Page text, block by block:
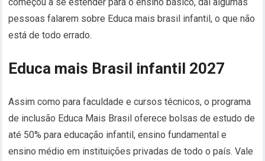
pessoas falarem sobre Educa mais brasil infantil, o que não
está de todo errado.
Educa mais Brasil infantil 2027
Assim como para faculdade e cursos técnicos, o programa
de inclusão Educa Mais Brasil oferece bolsas de estudo de
até 50% para educação infantil, ensino fundamental e
ensino médio em instituições privadas de todo o país. Vale